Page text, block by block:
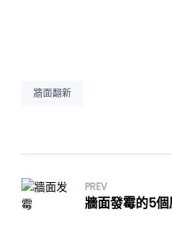
牆面翻新
PREV
牆面發霉的5